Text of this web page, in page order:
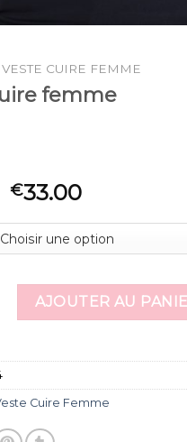
VESTE CUIRE FEMME
femme
€33.00
veste cuire femme
AJOUTER AU
Cuire Femme